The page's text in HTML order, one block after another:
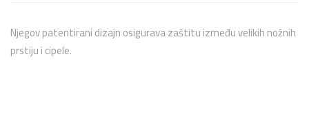
Njegov patentirani dizajn osigurava zaštitu između velikih nožnih
prstiju i cipele.